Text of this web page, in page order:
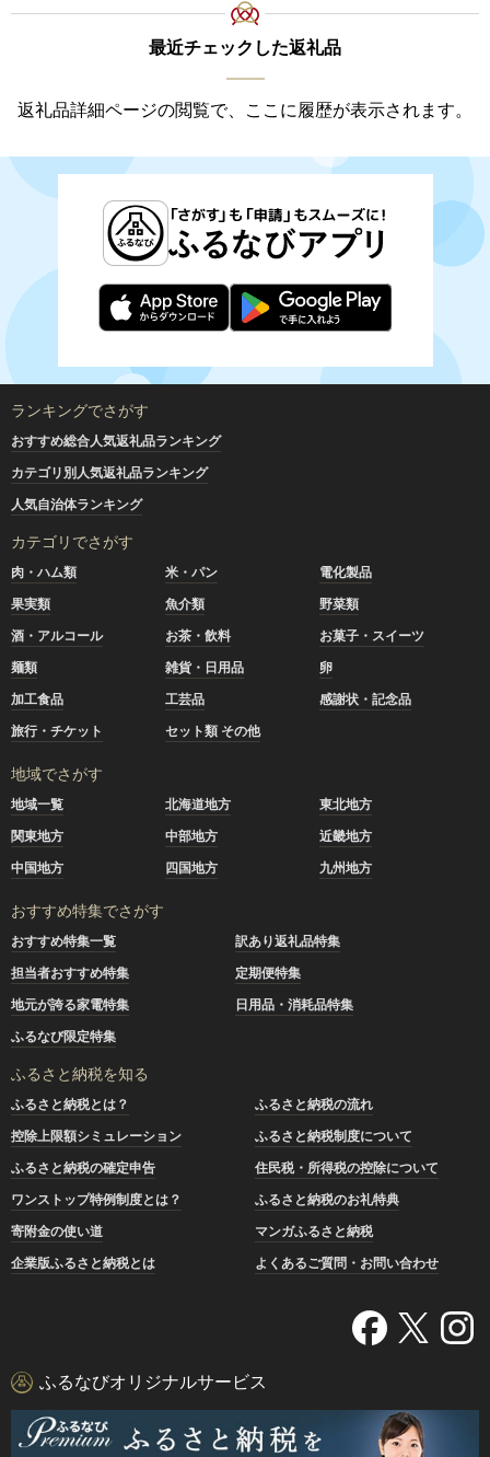
最近チェックした返礼品
返礼品詳細ページの閲覧で、ここに履歴が表示されます。
ランキングでさがす
おすすめ総合人気返礼品ランキング
カテゴリ別人気返礼品ランキング
人気自治体ランキング
カテゴリでさがす
肉・ハム類 米・パン
電化製品
果実類
魚介類
野菜類
酒・アルコール
お茶・飲料
お菓子・スイーツ
麺類
雑貨・日用品
卵
加工食品
工芸品
感謝状・記念品
旅行・チケット
セット類 その他
地域でさがす
地域一覧 北海道地方
東北地方
関東地方
中部地方
近畿地方
中国地方
四国地方 九州地方
おすすめ特集でさがす
おすすめ特集一覧
訳あり返礼品特集
担当者おすすめ特集
定期便特集
地元が誇る家電特集
日用品・消耗品特集
ふるなび限定特集
ふるさと納税を知る
ふるさと納税とは？
ふるさと納税の流れ
控除上限額シミュレーション
ふるさと納税制度について
ふるさと納税の確定申告
住民税・所得税の控除について
ワンストップ特例制度とは？
ふるさと納税のお礼特典
寄附金の使い道
マンガふるさと納税
企業版ふるさと納税とは
よくあるご質問・お問い合わせ
ふるなびオリジナルサービス